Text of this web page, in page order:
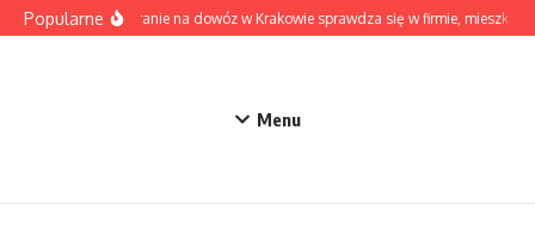
Przejdź do treści
PopularneKiedy pranie na dowóz w Krakowie sprawdza się w firmie,
Menu